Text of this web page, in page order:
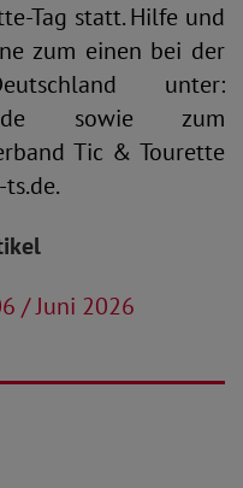
Tag statt. Hilfe und
zum einen bei der
unter:
sowie zum
Tic & Tourette
/ Juni 2026